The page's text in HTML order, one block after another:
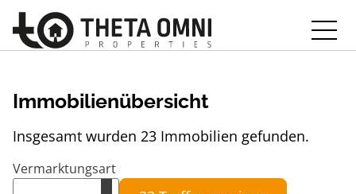
Vermarktungsart
Immobilienübersicht
Insgesamt wurden 23 Immobilien gefunden.